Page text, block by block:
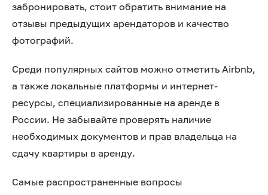
забронировать, стоит обратить внимание на
отзывы предыдущих арендаторов и качество
фотографий.
Среди популярных сайтов можно отметить Airbnb,
а также локальные платформы и интернет-
ресурсы, специализированные на аренде в
России. Не забывайте проверять наличие
необходимых документов и прав владельца на
сдачу квартиры в аренду.
Самые распространенные вопросы